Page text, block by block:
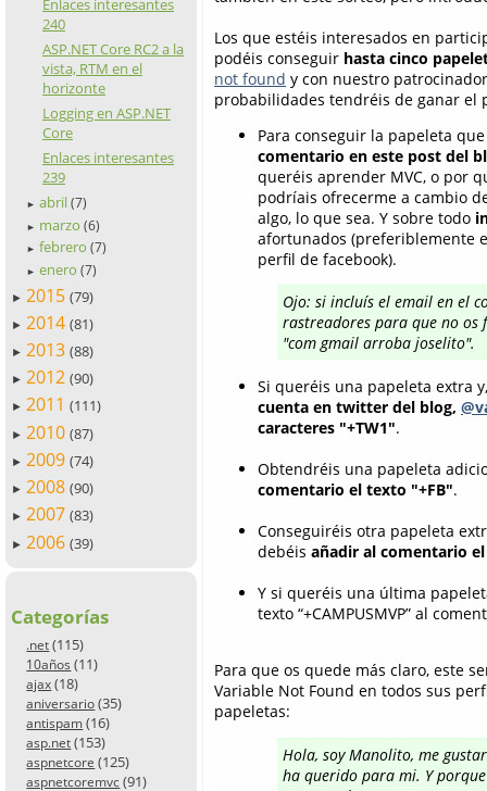
240
ASP.NET Core RC2 a la
vista, RTM en el
horizonte
Logging en ASP.NET
Core
Enlaces interesantes
239
► abril (7)
► marzo (6)
► febrero (7)
► enero (7)
► 2015 (79)
► 2014 (81)
► 2013 (88)
► 2012 (90)
► 2011 (111)
► 2010 (87)
► 2009 (74)
► 2008 (90)
► 2007 (83)
► 2006 (39)
Categorías
.net (115)
10años (11)
ajax (18)
aniversario (35)
antispam (16)
asp.net (153)
aspnetcore (125)
aspnetcoremvc (91)
Los que estéis interesados en
podéis conseguir hasta cinco
not found y con nuestro
probabilidades tendréis de ganar el
Para conseguir la papeleta
comentario en este post del
queréis aprender MVC, o por
podríais ofrecerme a cambio
algo, lo que sea. Y sobre todo
afortunados (preferiblemente
perfil de facebook).
Ojo: si incluís el email en el
rastreadores para que no os
"com gmail arroba joselito".
Si queréis una papeleta extra
cuenta en twitter del blog,
caracteres "+TW1".
Obtendréis una papeleta
comentario el texto "+FB".
Conseguiréis otra papeleta
debéis añadir al comentario
Y si queréis una última
texto “+CAMPUSMVP” al
Para que os quede más claro, este
Variable Not Found en todos sus
papeletas:
Hola, soy Manolito, me
ha querido para mi. Y